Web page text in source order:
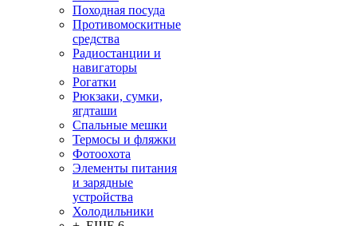
Походная посуда
Противомоскитные
средства
Радиостанции и
навигаторы
Рогатки
Рюкзаки, сумки,
ягдташи
Спальные мешки
Термосы и фляжки
Фотоохота
Элементы питания
и зарядные
устройства
Холодильники